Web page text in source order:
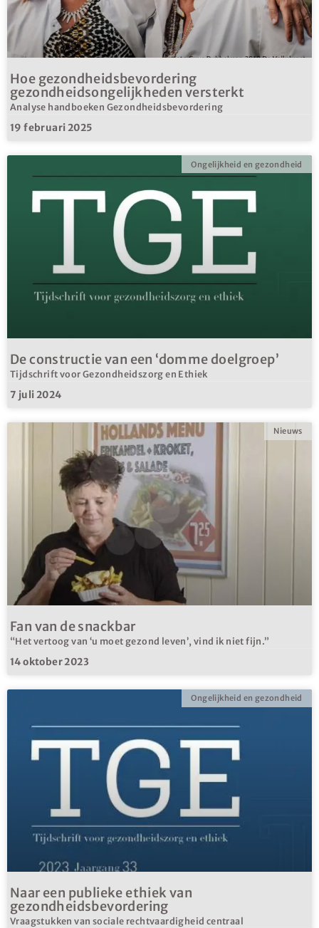
Hoe gezondheidsbevordering
gezondheidsongelijkheden versterkt
Analyse handboeken Gezondheidsbevordering
19 februari 2025
Ongelijkheid en gezondheid
De constructie van een ‘domme doelgroep’
Tijdschrift voor Gezondheidszorg en Ethiek
7 juli 2024
Nieuws
Fan van de snackbar
“Het vertoog van ‘u moet gezond leven’, vind ik niet fijn.”
14 oktober 2023
Ongelijkheid en gezondheid
Naar een publieke ethiek van
gezondheidsbevordering
Vraagstukken van sociale rechtvaardigheid centraal